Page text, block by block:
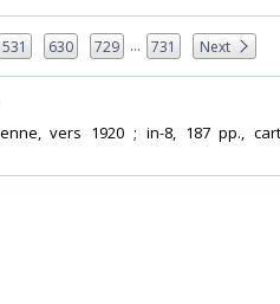
531 630 729 ... 731 Next
vers 1920 ; in-8, 187 pp.,